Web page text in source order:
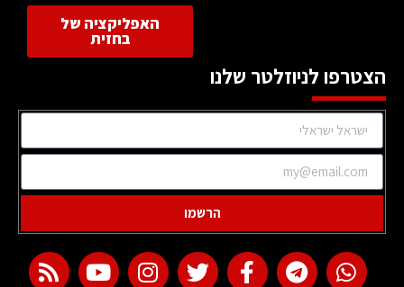
האפליקציה של
בחזית
הצטרפו לניוזלטר שלנו
הרשמו